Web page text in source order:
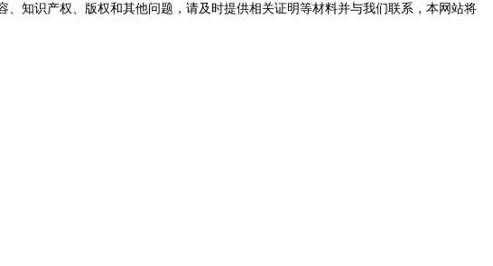
知识产权、版权和其他问题，请及时提供相关证明等材料并与我们联系，本网站将